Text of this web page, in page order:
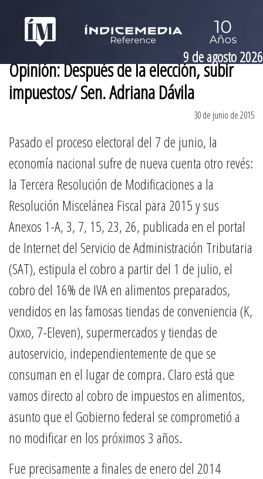
9 de agosto 2026
Opinión: Después de la elección, subir
impuestos/ Sen. Adriana Dávila
30 de junio de 2015
Pasado el proceso electoral del 7 de junio, la
economía nacional sufre de nueva cuenta otro revés:
la Tercera Resolución de Modificaciones a la
Resolución Miscelánea Fiscal para 2015 y sus
Anexos 1-A, 3, 7, 15, 23, 26, publicada en el portal
de Internet del Servicio de Administración Tributaria
(SAT), estipula el cobro a partir del 1 de julio, el
cobro del 16% de IVA en alimentos preparados,
vendidos en las famosas tiendas de conveniencia (K,
Oxxo, 7-Eleven), supermercados y tiendas de
autoservicio, independientemente de que se
consuman en el lugar de compra. Claro está que
vamos directo al cobro de impuestos en alimentos,
asunto que el Gobierno federal se comprometió a
no modificar en los próximos 3 años.
Fue precisamente a finales de enero del 2014